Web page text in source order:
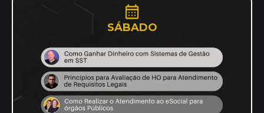
SÁBADO